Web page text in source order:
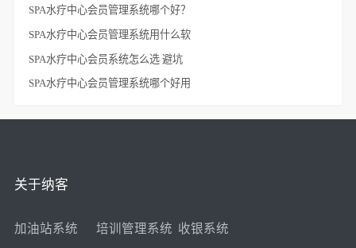
SPA水疗中心会员管理系统哪个好？
SPA水疗中心会员管理系统用什么软
SPA水疗中心会员系统怎么选 避坑
SPA水疗中心会员管理系统哪个好用
关于纳客
加油站系统 培训管理系统 收银系统